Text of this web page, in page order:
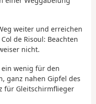
weiter und erreichen
de Risoul: Beachten
nicht.
ein wenig für den
ganz nahen Gipfel des
für Gleitschirmflieger